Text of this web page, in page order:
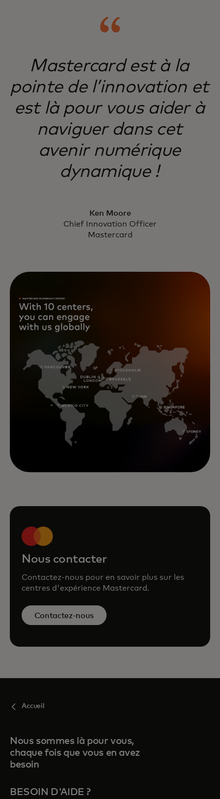
Mastercard est à la
pointe de l’innovation et
est là pour vous aider à
naviguer dans cet
avenir numérique
dynamique !
Ken Moore
Chief Innovation Officer
Mastercard
Nous contacter
Contactez-nous pour en savoir plus sur les
centres d'expérience Mastercard.
Contactez-nous
Accueil
Nous sommes là pour vous,
chaque fois que vous en avez
besoin
BESOIN D'AIDE ?